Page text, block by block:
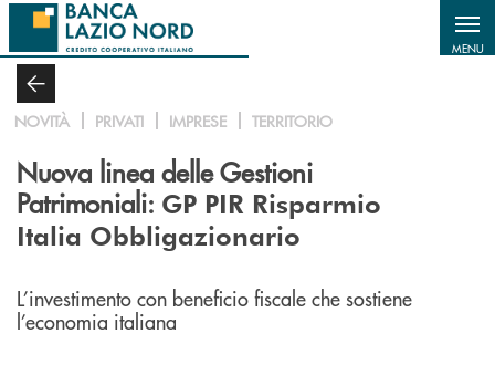
Salta al contenuto principale
MENU
NOVITÀ PRIVATI IMPRESE TERRITORIO
Nuova linea delle Gestioni
Patrimoniali: GP PIR Risparmio
Italia Obbligazionario
L’investimento con beneficio fiscale che sostiene
l’economia italiana